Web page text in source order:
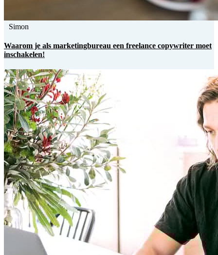
Simon
Waarom je als marketingbureau een freelance copywriter moet
inschakelen!